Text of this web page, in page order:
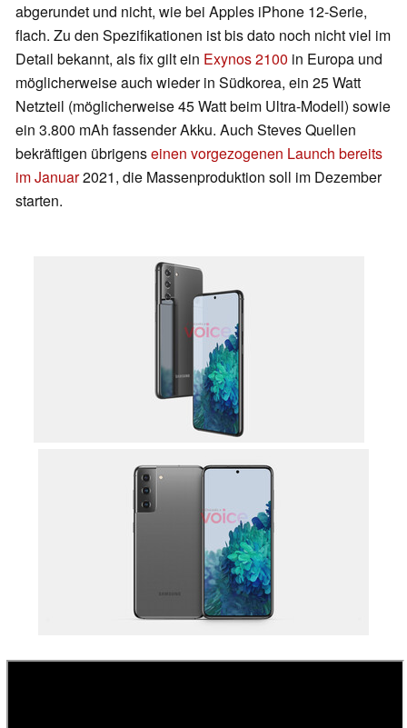
abgerundet und nicht, wie bei Apples iPhone 12-Serie,
flach. Zu den Spezifikationen ist bis dato noch nicht viel im
Detail bekannt, als fix gilt ein Exynos 2100 in Europa und
möglicherweise auch wieder in Südkorea, ein 25 Watt
Netzteil (möglicherweise 45 Watt beim Ultra-Modell) sowie
ein 3.800 mAh fassender Akku. Auch Steves Quellen
bekräftigen übrigenseinen vorgezogenen Launch bereits
im Januar2021, die Massenproduktion soll im Dezember
starten.